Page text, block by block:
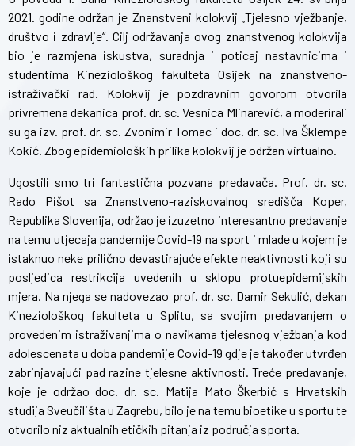
2021. godine održan je Znanstveni kolokvij „Tjelesno vježbanje,
društvo i zdravlje“. Cilj održavanja ovog znanstvenog kolokvija
bio je razmjena iskustva, suradnja i poticaj nastavnicima i
studentima Kineziološkog fakulteta Osijek na znanstveno-
istraživački rad. Kolokvij je pozdravnim govorom otvorila
privremena dekanica prof. dr. sc. Vesnica Mlinarević, a moderirali
su ga izv. prof. dr. sc. Zvonimir Tomac i doc. dr. sc. Iva Šklempe
Kokić. Zbog epidemioloških prilika kolokvij je održan virtualno.
Ugostili smo tri fantastična pozvana predavača. Prof. dr. sc.
Rado Pišot sa Znanstveno-raziskovalnog središča Koper,
Republika Slovenija, održao je izuzetno interesantno predavanje
na temu utjecaja pandemije Covid-19 na sport i mlade u kojem je
istaknuo neke prilično devastirajuće efekte neaktivnosti koji su
posljedica restrikcija uvedenih u sklopu protuepidemijskih
mjera. Na njega se nadovezao prof. dr. sc. Damir Sekulić, dekan
Kineziološkog fakulteta u Splitu, sa svojim predavanjem o
provedenim istraživanjima o navikama tjelesnog vježbanja kod
adolescenata u doba pandemije Covid-19 gdje je također utvrđen
zabrinjavajući pad razine tjelesne aktivnosti. Treće predavanje,
koje je održao doc. dr. sc. Matija Mato Škerbić s Hrvatskih
studija Sveučilišta u Zagrebu, bilo je na temu bioetike u sportu te
otvorilo niz aktualnih etičkih pitanja iz područja sporta.